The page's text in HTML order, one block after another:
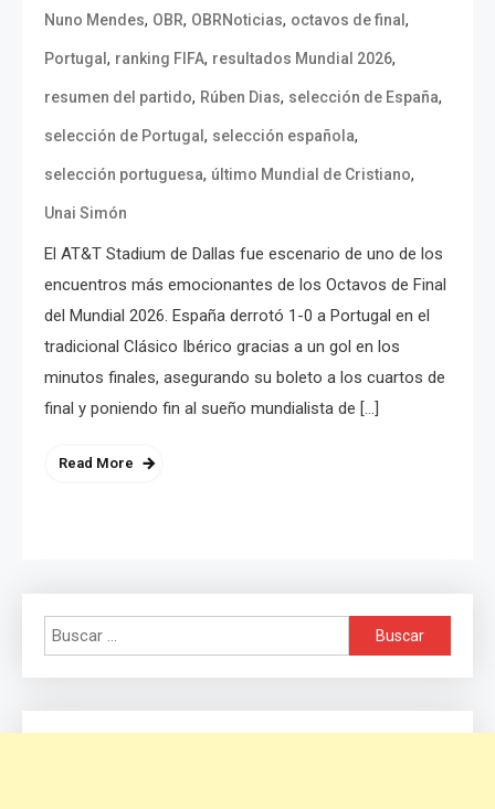
Nuno Mendes, OBR, OBRNoticias, octavos de final ,
Portugal , ranking FIFA, resultados Mundial 2026,
resumen del partido, Rúben Dias, selección de España,
selección de Portugal , selección española,
selección portuguesa, último Mundial de Cristiano,
Unai Simón
El AT&T Stadium de Dallas fue escenario de uno de los
encuentros más emocionantes de los Octavos de Final
del Mundial 2026. España derrotó 1-0 a Portugal en el
tradicional Clásico Ibérico gracias a un gol en los
minutos finales, asegurando su boleto a los cuartos de
final y poniendo fin al sueño mundialista de […]
Read More
Buscar: